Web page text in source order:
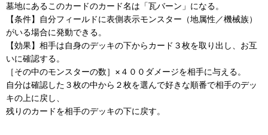
墓地にあるこのカードのカード名は「瓦バーン」になる。
【条件】自分フィールドに表側表示モンスター（地属性／機械族）
がいる場合に発動できる。
【効果】相手は自身のデッキの下からカード３枚を取り出し、お互
いに確認する。
［その中のモンスターの数］×４００ダメージを相手に与える。
自分は確認した３枚の中から２枚を選んで好きな順番で相手のデッ
キの上に戻し、
残りのカードを相手のデッキの下に戻す。